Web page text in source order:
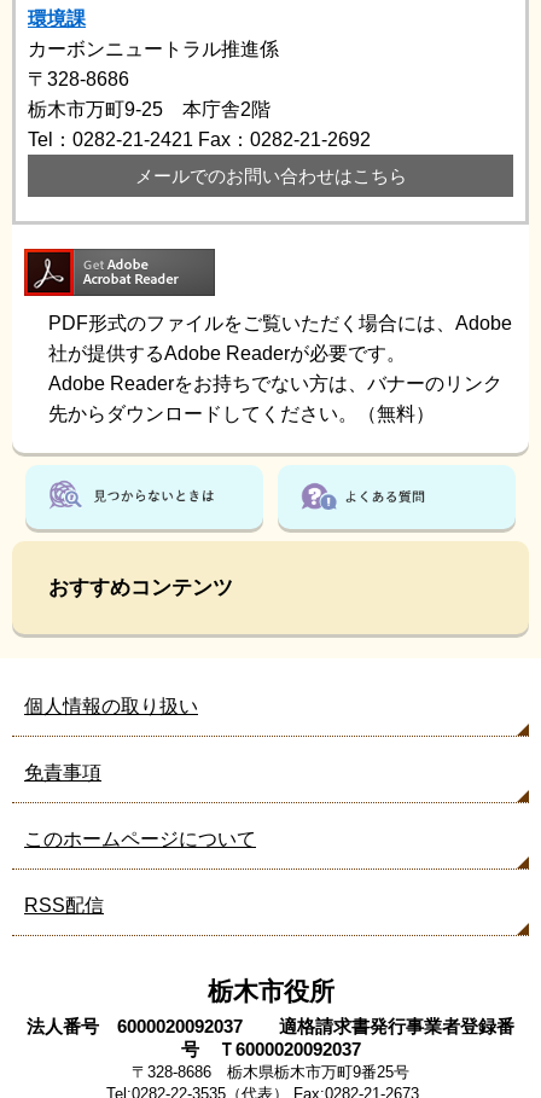
環境課
カーボンニュートラル推進係
〒328-8686
栃木市万町9-25 本庁舎2階
Tel：0282-21-2421 Fax：0282-21-2692
メールでのお問い合わせはこちら
PDF形式のファイルをご覧いただく場合には、Adobe
社が提供するAdobe Readerが必要です。
Adobe Readerをお持ちでない方は、バナーのリンク
先からダウンロードしてください。（無料）
おすすめコンテンツ
個人情報の取り扱い
免責事項
このホームページについて
RSS配信
栃木市役所
法人番号 6000020092037 適格請求書発行事業者登録番
号 Ｔ6000020092037
〒328-8686 栃木県栃木市万町9番25号
Tel:0282-22-3535（代表） Fax:0282-21-2673